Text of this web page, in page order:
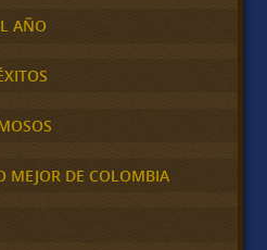
AÑO
MEJOR DE COLOMBIA